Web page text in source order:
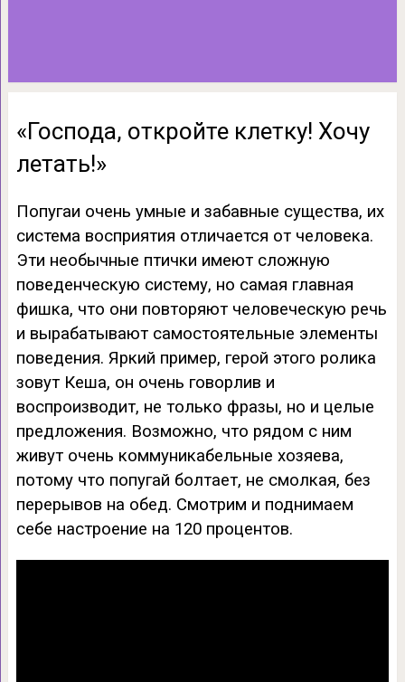
«Господа, откройте клетку! Хочу
летать!»
Попугаи очень умные и забавные существа, их
система восприятия отличается от человека.
Эти необычные птички имеют сложную
поведенческую систему, но самая главная
фишка, что они повторяют человеческую речь
и вырабатывают самостоятельные элементы
поведения. Яркий пример, герой этого ролика
зовут Кеша, он очень говорлив и
воспроизводит, не только фразы, но и целые
предложения. Возможно, что рядом с ним
живут очень коммуникабельные хозяева,
потому что попугай болтает, не смолкая, без
перерывов на обед. Смотрим и поднимаем
себе настроение на 120 процентов.